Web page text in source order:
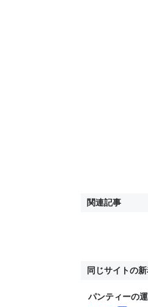
関連記事
同じサイトの
パンティーの